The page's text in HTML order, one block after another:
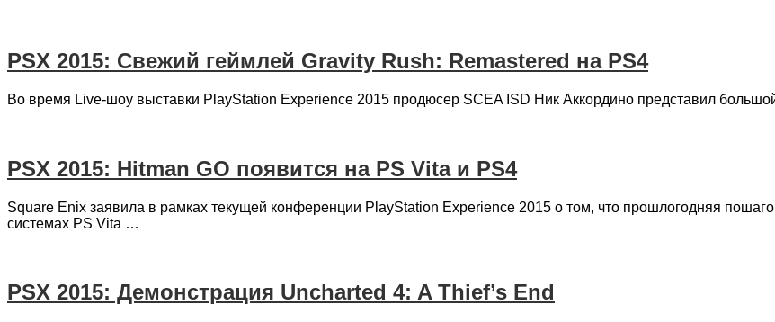
PSX 2015: Свежий геймлей Gravity Rush: Remastered на PS4
Во время Live-шоу выставки PlayStation Experience 2015 продюсер SСEA ISD Ник Аккордино представил
PSX 2015: Hitman GO появится на PS Vita и PS4
Square Enix заявила в рамках текущей конференции PlayStation Experience 2015 о том, что прошлогодняя
системах PS Vita …
PSX 2015: Демонстрация Uncharted 4: A Thief’s End